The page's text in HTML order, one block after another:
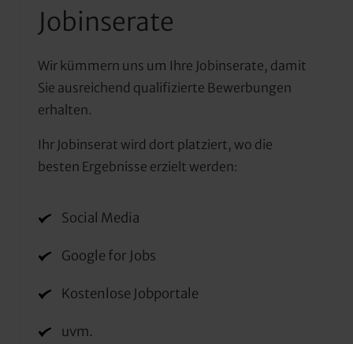
Jobinserate
Wir kümmern uns um Ihre Jobinserate, damit
Sie ausreichend qualifizierte Bewerbungen
erhalten.
Ihr Jobinserat wird dort platziert, wo die
besten Ergebnisse erzielt werden:
Social Media
Google for Jobs
Kostenlose Jobportale
uvm.